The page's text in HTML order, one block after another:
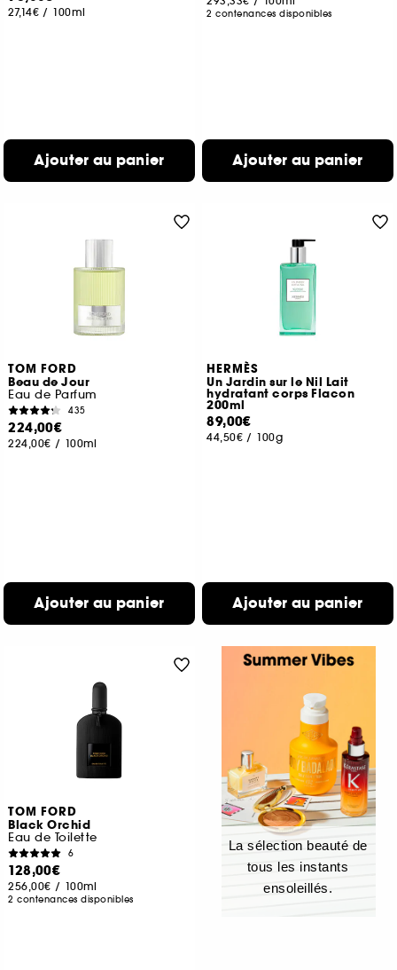
27,14€ / 100ml
Ajouter au panier
2 contenances disponibles
Ajouter au panier
TOM FORD
Beau de Jour
Eau de Parfum
435
224,00€
224,00€ / 100ml
Ajouter au panier
HERMÈS
Un Jardin sur le Nil Lait
hydratant corps Flacon
200ml
89,00€
44,50€ / 100g
Ajouter au panier
TOM FORD
Black Orchid
Eau de Toilette
6
128,00€
256,00€ / 100ml
2 contenances disponibles
La sélection beauté de
tous les instants
ensoleillés.